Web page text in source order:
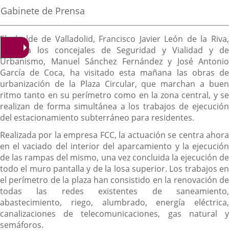
externa.externa.
la
noticia
Fuente
la
noticia
Gabinete de Prensa
Descripción
El alcalde de Valladolid, Francisco Javier León de la Riva,
junto a los concejales de Seguridad y Vialidad y de
Urbanismo, Manuel Sánchez Fernández y José Antonio
García de Coca, ha visitado esta mañana las obras de
urbanización de la Plaza Circular, que marchan a buen
ritmo tanto en su perímetro como en la zona central, y se
realizan de forma simultánea a los trabajos de ejecución
del estacionamiento subterráneo para residentes.
Realizada por la empresa FCC, la actuación se centra ahora
en el vaciado del interior del aparcamiento y la ejecución
de las rampas del mismo, una vez concluida la ejecución de
todo el muro pantalla y de la losa superior. Los trabajos en
el perímetro de la plaza han consistido en la renovación de
todas las redes existentes de saneamiento,
abastecimiento, riego, alumbrado, energía eléctrica,
canalizaciones de telecomunicaciones, gas natural y
semáforos.